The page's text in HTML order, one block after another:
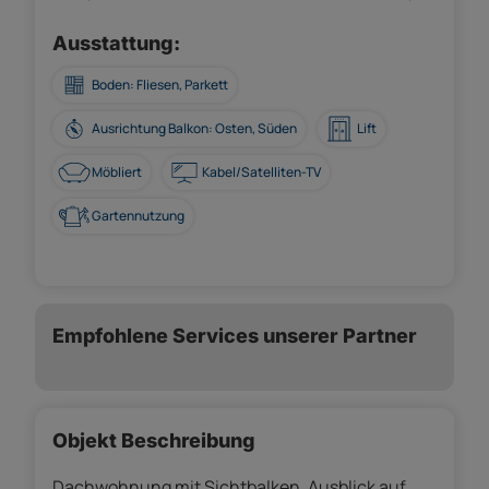
Ausstattung:
Boden: Fliesen, Parkett
Ausrichtung Balkon: Osten, Süden Lift
Möbliert Kabel/Satelliten-TV
Gartennutzung
Empfohlene Services unserer Partner
Objekt Beschreibung